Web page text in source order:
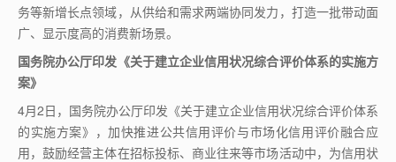
务等新增长点领域，从供给和需求两端协同发力，打造一批带动面
广、显示度高的消费新场景。
国务院办公厅印发《关于建立企业信用状况综合评价体系的实施方
案》
4月2日，国务院办公厅印发《关于建立企业信用状况综合评价体系
的实施方案》，加快推进公共信用评价与市场化信用评价融合应
用，鼓励经营主体在招标投标、商业往来等市场活动中，为信用状